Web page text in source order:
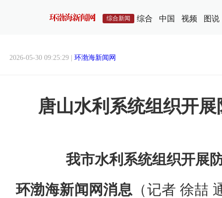
综合新闻 综合 中国 视频 图说
2026-05-30 09:25:29 | 环渤海新闻网
唐山水利系统组织开
我市水利系统组织开展
环渤海新闻网消息 （记者 徐喆